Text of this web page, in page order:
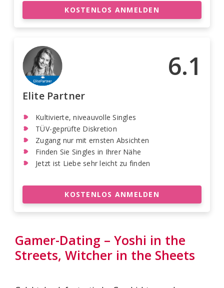
KOSTENLOS ANMELDEN
6.1
Elite Partner
Kultivierte, niveauvolle Singles
TÜV-geprüfte Diskretion
Zugang nur mit ernsten Absichten
Finden Sie Singles in Ihrer Nähe
Jetzt ist Liebe sehr leicht zu finden
KOSTENLOS ANMELDEN
Gamer-Dating – Yoshi in the
Streets, Witcher in the Sheets